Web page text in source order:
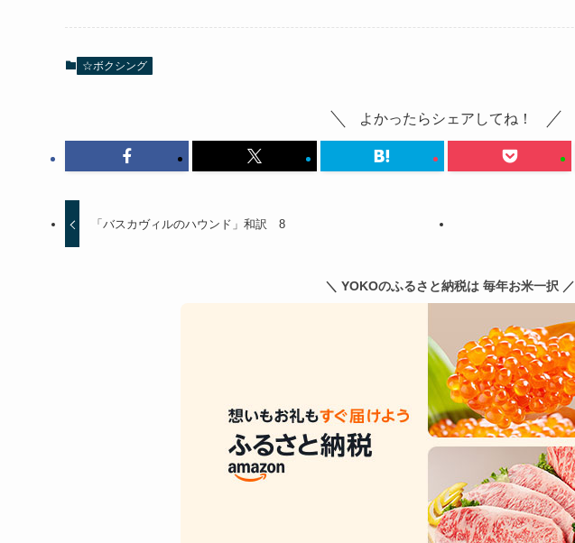
☆ボクシング
よかったらシェアしてね！
「バスカヴィルのハウンド」和訳 8
＼ YOKOのふるさと納税は 毎年お米一択 ／